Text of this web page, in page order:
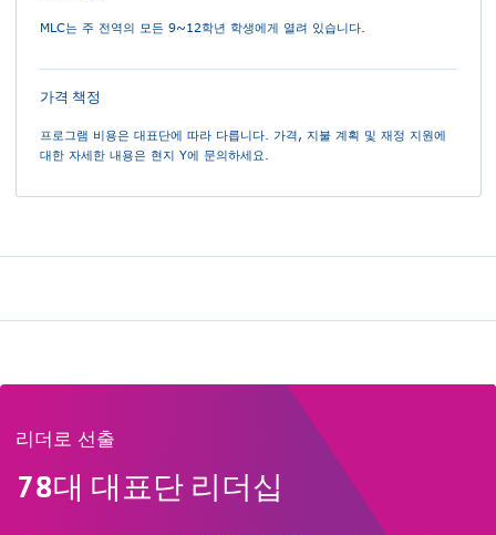
MLC는 주 전역의 모든 9~12학년 학생에게 열려 있습니다.
가격 책정
프로그램 비용은 대표단에 따라 다릅니다. 가격, 지불 계획 및 재정 지원에
대한 자세한 내용은 현지 Y에 문의하세요.
리더로 선출
78대 대표단 리더십